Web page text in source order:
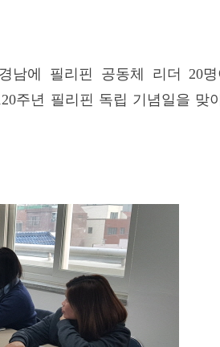
경남에 필리핀 공동체 리더20
주년 필리핀 독립 기념일을 맞